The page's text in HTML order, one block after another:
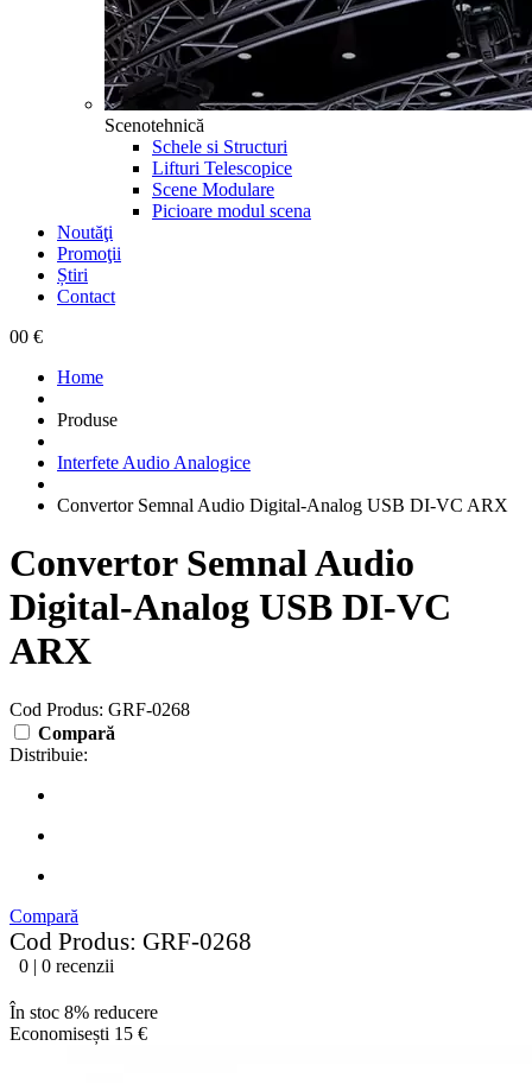
Scenotehnică
Schele si Structuri
Lifturi Telescopice
Scene Modulare
Picioare modul scena
Noutăţi
Promoţii
Știri
Contact
00 €
Home
Produse
Interfete Audio Analogice
Convertor Semnal Audio Digital-Analog USB DI-VC ARX
Convertor Semnal Audio
Digital-Analog USB DI-VC
ARX
Cod Produs: GRF-0268
Compară
Distribuie:
Compară
Cod Produs: GRF-0268
0 | 0 recenzii
În stoc 8% reducere
Economisești 15 €